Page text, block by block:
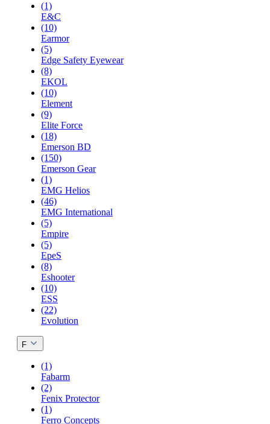
(1)
E&C
(10)
Earmor
(5)
Edge Safety Eyewear
(8)
EKOL
(10)
Element
(9)
Elite Force
(18)
Emerson BD
(150)
Emerson Gear
(1)
EMG Helios
(46)
EMG International
(5)
Empire
(5)
EpeS
(8)
Eshooter
(10)
ESS
(22)
Evolution
F
(1)
Fabarm
(2)
Fenix Protector
(1)
Ferro Concepts